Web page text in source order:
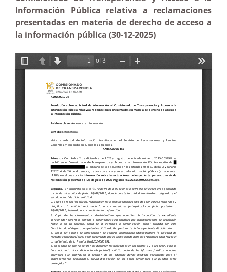
Información Pública relativa a reclamaciones
presentadas en materia de derecho de acceso a
la información pública (30-12-2025)